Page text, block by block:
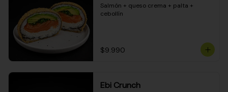
Salmón + queso crema + palta +
cebollín
$9.990
Ebi Crunch